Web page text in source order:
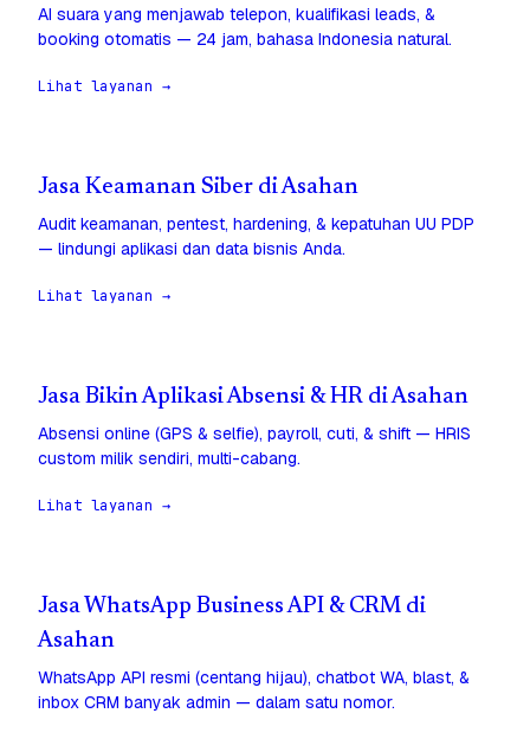
AI suara yang menjawab telepon, kualifikasi leads, &
booking otomatis — 24 jam, bahasa Indonesia natural.
Lihat layanan →
Jasa Keamanan Siber di Asahan
Audit keamanan, pentest, hardening, & kepatuhan UU PDP
— lindungi aplikasi dan data bisnis Anda.
Lihat layanan →
Jasa Bikin Aplikasi Absensi & HR di Asahan
Absensi online (GPS & selfie), payroll, cuti, & shift — HRIS
custom milik sendiri, multi-cabang.
Lihat layanan →
Jasa WhatsApp Business API & CRM di
Asahan
WhatsApp API resmi (centang hijau), chatbot WA, blast, &
inbox CRM banyak admin — dalam satu nomor.